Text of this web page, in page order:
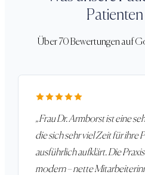
Über 70 Bewertungen auf
„Frau Dr. Armborst ist eine
die sich sehr viel Zeit für ihre
ausführlich aufklärt. Die
modern – nette